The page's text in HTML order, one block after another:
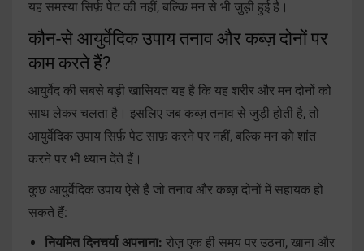
यह समस्या सिर्फ़ पेट की नहीं, बल्कि मन से भी जुड़ी हुई है।
कौन-से आयुर्वेदिक उपाय तनाव और कब्ज़ दोनों पर
काम करते हैं?
आयुर्वेद की सबसे बड़ी खासियत यह है कि यह शरीर और मन दोनों को
साथ लेकर चलता है। इसलिए जब कब्ज़ तनाव से जुड़ी होती है, तो
आयुर्वेदिक उपाय सिर्फ़ पेट साफ़ करने पर नहीं, बल्कि मन को शांत
करने पर भी ध्यान देते हैं।
कुछ आयुर्वेदिक उपाय ऐसे हैं जो तनाव और कब्ज़ दोनों में सहायक हो
सकते हैं:
नियमित दिनचर्या अपनाना: रोज़ एक ही समय पर उठना, खाना और